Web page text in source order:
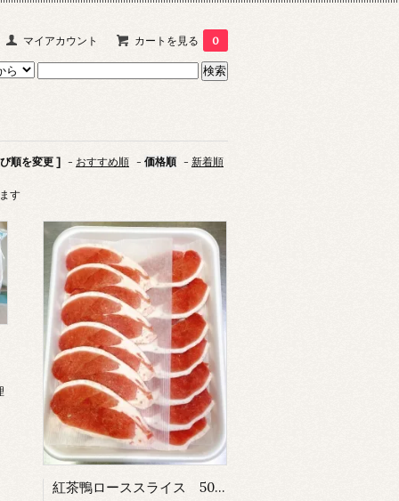
マイアカウント カートを見る 0
順を変更 ] - おすすめ順 - 価格順 - 新着順
す
紅茶鴨ローススライス 500ｇ